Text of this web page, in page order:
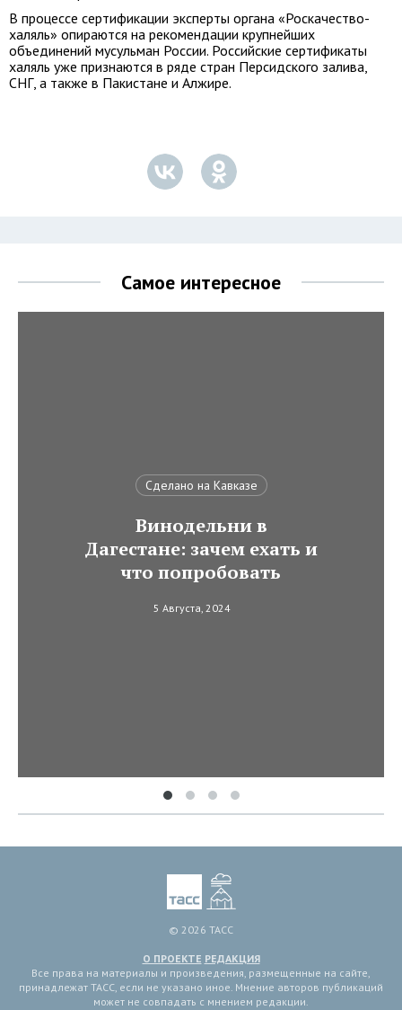
В процессе сертификации эксперты органа «Роскачество-
халяль» опираются на рекомендации крупнейших
объединений мусульман России. Российские сертификаты
халяль уже признаются в ряде стран Персидского залива,
СНГ, а также в Пакистане и Алжире.
Самое интересное
Сделано на Кавказе
Винодельни в
Дагестане: зачем ехать и
что попробовать
5 Августа, 2024
© 2026 ТАСС
О ПРОЕКТЕ РЕДАКЦИЯ
Все права на материалы и произведения, размещенные на сайте,
принадлежат ТАСС, если не указано иное. Мнение авторов публикаций
может не совпадать с мнением редакции.